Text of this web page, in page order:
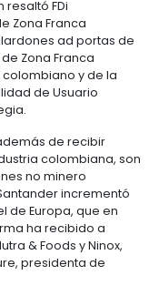
los
más de 85%
de pequeñas y
Además
con la
de
de la zona.
a la industria
resaltó FDi
de Zona
galardones